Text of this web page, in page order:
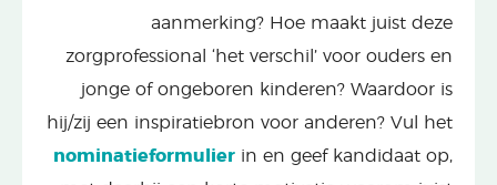
aanmerking? Hoe maakt juist deze
zorgprofessional ‘het verschil’ voor ouders en
jonge of ongeboren kinderen? Waardoor is
hij/zij een inspiratiebron voor anderen? Vul het
nominatieformulier in en geef kandidaat op,